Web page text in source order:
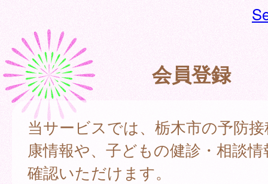
会員登録
当サービスでは、栃木市の予防
康情報や、子どもの健診・相談
確認いただけます。